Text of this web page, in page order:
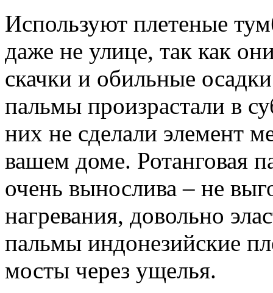
Используют плетеные
даже не улице, так как
скачки и обильные
пальмы произрастали в
них не сделали элемент
вашем доме. Ротанговая
очень вынослива – не
нагревания, довольно
пальмы индонезийские
мосты через ущелья.